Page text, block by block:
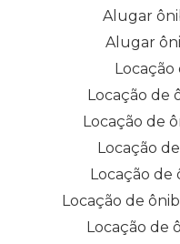
Alugar
Alugar
Locação
Locação de
Locação de
Locação
Locação de
Locação de
Locação de